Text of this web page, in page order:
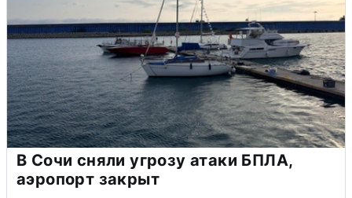
В Сочи сняли угрозу атаки БПЛА,
аэропорт закрыт